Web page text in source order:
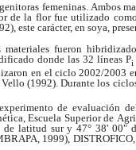
femeninas. Ambos
de la flor fue utilizado
este carácter, en soya,
materiales fueron
donde las 32 líneas Pi
en el ciclo 2002/2003
(1992). Durante los
de evaluación
Escuela Superior de
de latitud sur y 47° 38' 00"
1999),